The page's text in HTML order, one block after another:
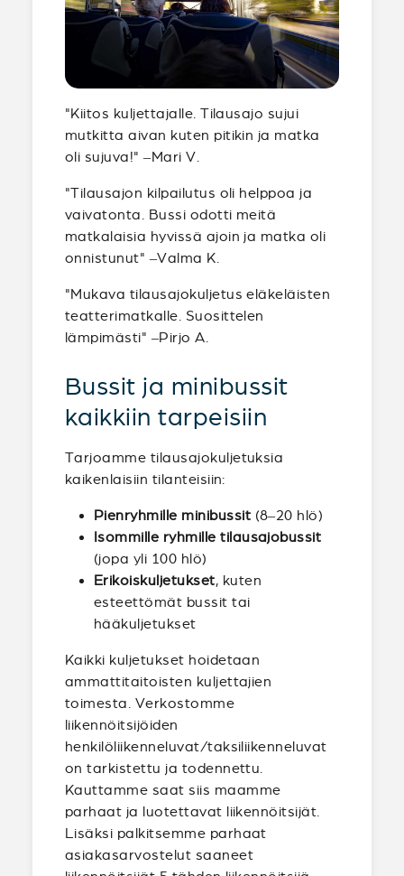
"Kiitos kuljettajalle. Tilausajo sujui
mutkitta aivan kuten pitikin ja matka
oli sujuva!" –Mari V.
"Tilausajon kilpailutus oli helppoa ja
vaivatonta. Bussi odotti meitä
matkalaisia hyvissä ajoin ja matka oli
onnistunut" –Valma K.
"Mukava tilausajokuljetus eläkeläisten
teatterimatkalle. Suosittelen
lämpimästi" –Pirjo A.
Bussit ja minibussit
kaikkiin tarpeisiin
Tarjoamme tilausajokuljetuksia
kaikenlaisiin tilanteisiin:
Pienryhmille minibussit (8–20 hlö)
Isommille ryhmille tilausajobussit
(jopa yli 100 hlö)
Erikoiskuljetukset, kuten
esteettömät bussit tai
hääkuljetukset
Kaikki kuljetukset hoidetaan
ammattitaitoisten kuljettajien
toimesta. Verkostomme
liikennöitsijöiden
henkilöliikenneluvat/taksiliikenneluvat
on tarkistettu ja todennettu.
Kauttamme saat siis maamme
parhaat ja luotettavat liikennöitsijät.
Lisäksi palkitsemme parhaat
asiakasarvostelut saaneet